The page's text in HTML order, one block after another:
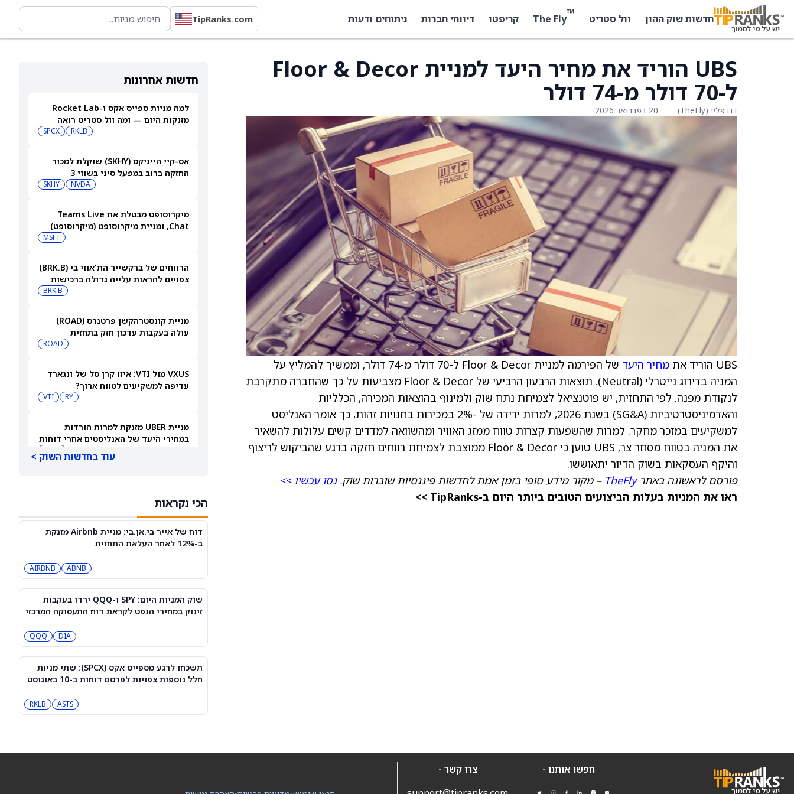
חדשות שוק ההון וול סטריט ™
The Fly קריפטו דיווחי חברות ניתוחים ודעות TipRanks.com
חדשות אחרונות
למה מניות ספייס אקס ו-Rocket Lab
מזנקות היום — ומה וול סטריט רואה
RKLB
SPCX
אס-קיי הייניקס (SKHY) שוקלת למכור
החזקה ברוב במפעל סיני בשווי 3
NVDA
SKHY
מיקרוסופט מבטלת את Teams Live
Chat, ומניית מיקרוסופט (מיקרוסופט)
MSFT
הרווחים של ברקשייר הת'אווי בי (BRK.B)
צפויים להראות עלייה גדולה ברכישות
BRK.B
מניית קונסטרהקשן פרטנרס (ROAD)
עולה בעקבות עדכון חזק בתחזית
ROAD
VXUS מול VTI: איזו קרן סל של ונגארד
עדיפה למשקיעים לטווח ארוך?
RY
VTI
מניית UBER מזנקת למרות הורדות
במחירי היעד של האנליסטים אחרי דוחות
מניית טסלה (טסלה) עולה כשעמדות
Supercharger יגיעו לתחנות EVgo
EVGO
TSLA
דאו ג'ונס היום: ה-DJIA מטפס קלות אחרי
שדוח התעסוקה הפחית את הסיכוי
להעלאת ריבית
DIA
QQQ
האם מניית ספייס אקס יכולה להגיע
הזה מצפה
למה מניית Healthy Choice Wellness
HCWC
עוד בחדשות השוק >
הכי נקראות
דוח של אייר בי.אן.בי: מניית Airbnb מזנקת
ב-12% לאחר העלאת התחזית
ABNB
AIRBNB
שוק המניות היום: SPY ו-QQQ ירדו בעקבות
זינוק במחירי הנפט לקראת דוח התעסוקה המרכזי
DIA
QQQ
תשכחו לרגע מספייס אקס (SPCX): שתי מניות
חלל נוספות צפויות לפרסם דוחות ב-10 באוגוסט
ASTS
RKLB
UBS הוריד את מחיר היעד למניית Floor & Decor
ל-70 דולר מ-74 דולר
דה פליי (TheFly) 20 בפברואר 2026
UBS הוריד את מחיר היעד
של הפירמה למניית Floor & Decor ל-70 דולר מ-74 דולר, וממשיך להמליץ על
המניה בדירוג נייטרלי (Neutral). תוצאות הרבעון הרביעי של Floor & Decor מצביעות על כך שהחברה מתקרבת
לנקודת מפנה. לפי התחזית, יש פוטנציאל לצמיחת נתח שוק ולמינוף בהוצאות המכירה, הכלליות
והאדמיניסטרטיביות (SG&A) בשנת 2026, למרות ירידה של ‎2%-‎ במכירות בחנויות זהות, כך אומר האנליסט
למשקיעים במזכר מחקר. למרות שהשפעות קצרות טווח ממזג האוויר ומהשוואה למדדים קשים עלולות להשאיר
את המניה בטווח מסחר צר, UBS טוען כי Floor & Decor ממוצבת לצמיחת רווחים חזקה ברגע שהביקוש לריצוף
והיקף העסקאות בשוק הדיור יתאוששו.
פורסם לראשונה באתרTheFly – מקור מידע סופי בזמן אמת לחדשות פיננסיות שוברות שוק.נסו עכשיו >>
ראו את המניות בעלות הביצועים הטובים ביותר היום ב-TipRanks >>
חפשו אותנו -
צרו קשר -